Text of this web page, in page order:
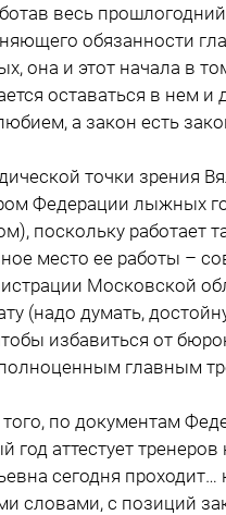
весь
обязанности
она и этот начала в
оставаться в нем
а закон есть
точки зрения
Федерации лыжных
поскольку работает
место ее работы –
Московской
(надо думать,
избавиться от
главным
по документам
год аттестует
сегодня
словами, с позиций